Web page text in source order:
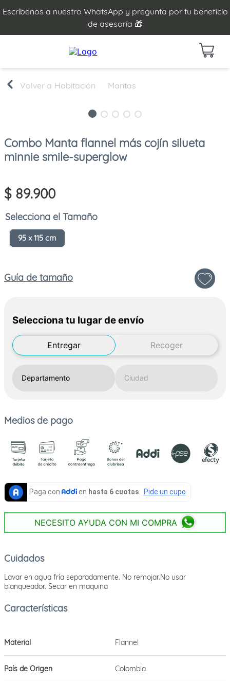
Escríbenos a nuestro WhatsApp y pregunta por tu beneficio
de asesoría 🎁
Habitación Mantas
Combo Manta flannel más cojín silueta
minnie smile-superglow
$ 89.900
Tamaño
95 x 115 cm
Guía de tamaño
Selecciona tu lugar de envío
Entregar Recoger
Medios de pago
NECESITO AYUDA CON MI COMPRA
Cuidados
Lavar en agua fría separadamente. No remojar.No usar
blanqueador. Secar en maquina
Material Flannel
País de Origen Colombia